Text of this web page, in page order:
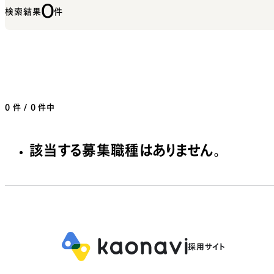
検索結果0件
0 件 / 0 件中
該当する募集職種はありません。